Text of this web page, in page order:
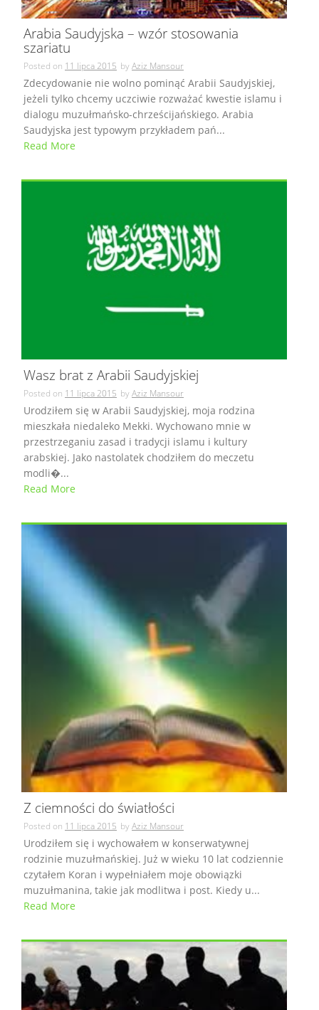
Arabia Saudyjska – wzór stosowania
szariatu
Posted on 11 lipca 2015 byAziz Mansour
Zdecydowanie nie wolno pominąć Arabii Saudyjskiej,
jeżeli tylko chcemy uczciwie rozważać kwestie islamu i
dialogu muzułmańsko-chrześcijańskiego. Arabia
Saudyjska jest typowym przykładem pań...
Read More
Wasz brat z Arabii Saudyjskiej
Posted on 11 lipca 2015 byAziz Mansour
Urodziłem się w Arabii Saudyjskiej, moja rodzina
mieszkała niedaleko Mekki. Wychowano mnie w
przestrzeganiu zasad i tradycji islamu i kultury
arabskiej. Jako nastolatek chodziłem do meczetu
modli�...
Read More
Z ciemności do światłości
Posted on 11 lipca 2015 byAziz Mansour
Urodziłem się i wychowałem w konserwatywnej
rodzinie muzułmańskiej. Już w wieku 10 lat codziennie
czytałem Koran i wypełniałem moje obowiązki
muzułmanina, takie jak modlitwa i post. Kiedy u...
Read More